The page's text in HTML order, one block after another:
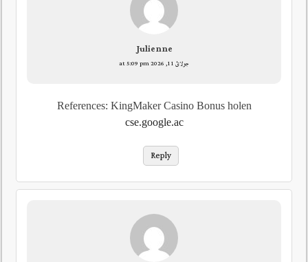
Julienne
جولائ 11, 2026 at 5:09 pm
References: KingMaker Casino Bonus holen
cse.google.ac
Reply